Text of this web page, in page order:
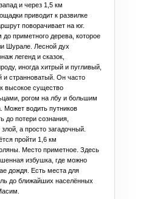
и через 1,5 км
приводит к развилке
поворачивает на юг.
приметного дерева, которое
Шурале. Лесной дух
легенд и сказок,
иногда хитрый и пугливый,
и странноватый. Он часто
высокое существо
рогом на лбу и большим
Может водить путников
до потери сознания,
а просто загадочный.
пройти 1,6 км
Место приметное. Здесь
избушка, где можно
дождя. Есть места для
до ближайших населённых